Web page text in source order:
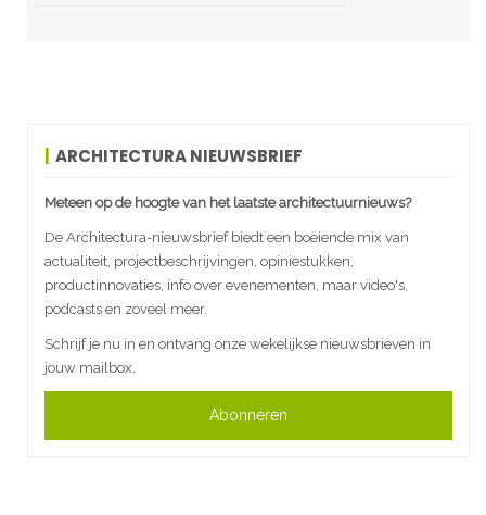
ARCHITECTURA NIEUWSBRIEF
Meteen op de hoogte van het laatste architectuurnieuws?
De Architectura-nieuwsbrief biedt een boeiende mix van
actualiteit, projectbeschrijvingen, opiniestukken,
productinnovaties, info over evenementen, maar video's,
podcasts en zoveel meer.
Schrijf je nu in en ontvang onze wekelijkse nieuwsbrieven in
jouw mailbox.
Abonneren